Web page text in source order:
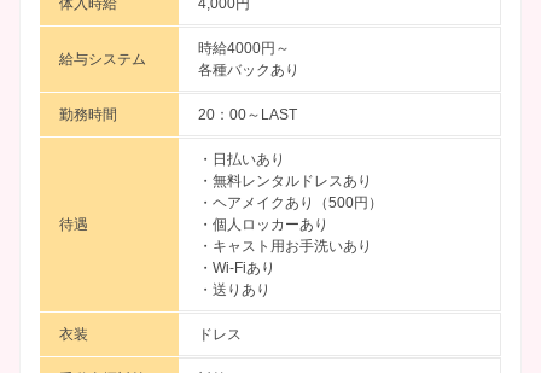
給与システム
時給4000円～
各種バックあり
勤務時間 20：00～LAST
待遇
・日払いあり
・無料レンタルドレスあり
・ヘアメイクあり（500円）
・個人ロッカーあり
・キャスト用お手洗いあり
・Wi-Fiあり
・送りあり
衣装 ドレス